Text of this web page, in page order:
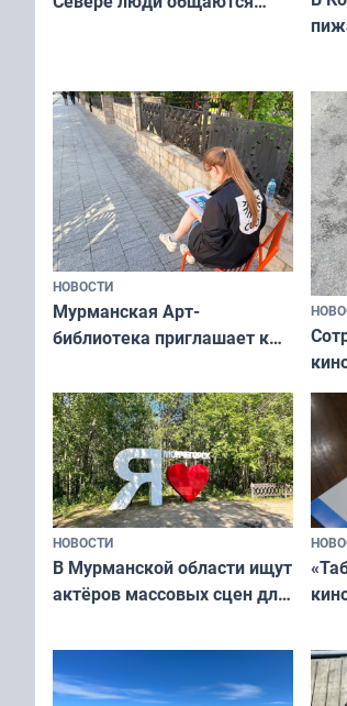
НОВОСТИ
Мурманская Арт-
библиотека приглашает к
и фотографов
НОВОСТИ
В Мурманской области ищут
актёров массовых сцен для
короткометражном фильме